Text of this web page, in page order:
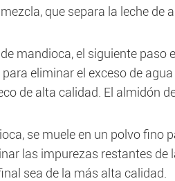
que separa la leche de
mandioca, el siguiente paso
eliminar el exceso de
de alta calidad. El almidón
se muele en un polvo fino
las impurezas restantes de
sea de la más alta calidad.